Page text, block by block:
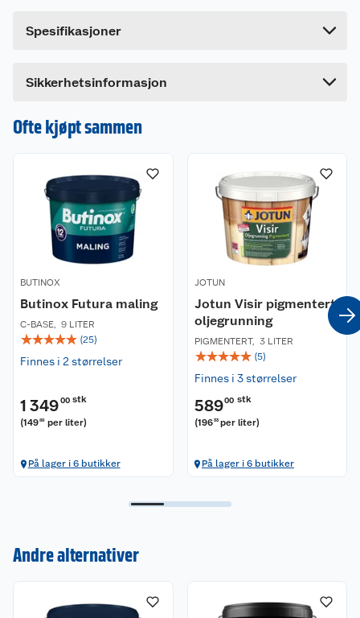
åpnes.
Spesifikasjoner
Sikkerhetsinformasjon
H317 Kan utløse en allergisk hudreaksjon.
Ofte kjøpt sammen
BUTINOX
Butinox Futura maling
C-BASE, 9 LITER
☆☆☆☆☆ (25)
Finnes i 2 størrelser
1 34900 stk
(14989 per liter)
På lager i 6 butikker
JOTUN
Jotun Visir pigmentert
oljegrunning
PIGMENTERT, 3 LITER
☆☆☆☆☆ (5)
Finnes i 3 størrelser
58900 stk
(196 33 per liter)
På lager i 6 butikker
Andre alternativer
Om oss
Kontakt oss